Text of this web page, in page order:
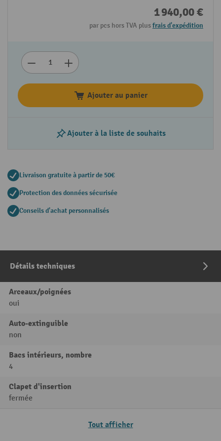
1 940,00 €
par pcs hors TVA plusfrais d'expédition
Ajouter au panier
Ajouter à la liste de souhaits
Livraison gratuite à partir de 50€
Protection des données sécurisée
Conseils d'achat personnalisés
Détails techniques
Arceaux/poignées
oui
Auto-extinguible
non
Bacs intérieurs, nombre
4
Clapet d'insertion
fermée
Tout afficher